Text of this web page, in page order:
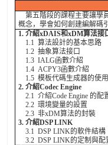
第五階段的課程主要讓學
概念，學會如何創建編解碼
1. 介紹xDAIS和xDM算法接
1.1 算法設計的基本思路
1.2 抽象算法接口
1.3 IALG函數介紹
1.4 ACPY3函數介紹
1.5 模板代碼生成器的使用
2. 介紹Codec Engine
2.1 介紹Code Engine 的配
2.2 環境變量的設置
2.3 非xDM算法的封裝
3. 介紹DSP LINK
3.1 DSP LINK的軟件結構
3.2 DSP LINK的定制與配